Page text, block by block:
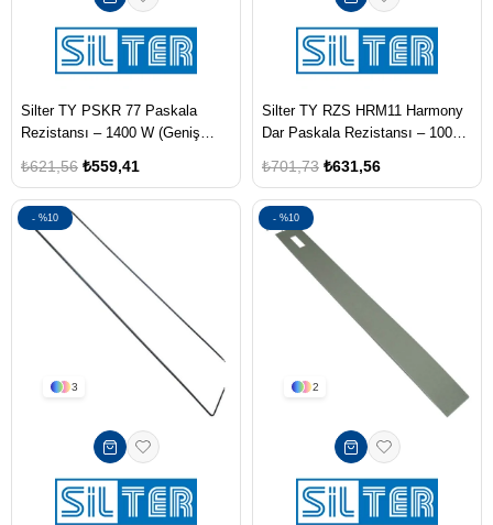
Silter TY PSKR 77 Paskala
Rezistansı – 1400 W (Geniş
₺559,41
₺621,56
Silter TY RZS HRM11 Harmony
Dar Paskala Rezistansı – 1000
₺631,56
₺701,73
3
%10
2
%10